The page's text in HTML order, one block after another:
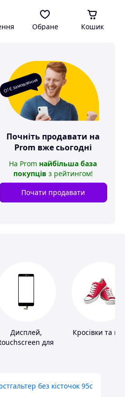
Обране Кошик
О! Є замовлення
Почніть продавати на
Prom вже сьогодні
На Prom найбільша база
покупців з рейтингом!
Почати продавати
Дисплей,
для
Кросівки та
без кісточок 95с